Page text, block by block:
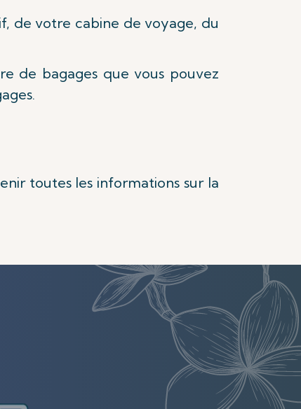
de votre cabine de voyage, du
de bagages que vous pouvez
toutes les informations sur la